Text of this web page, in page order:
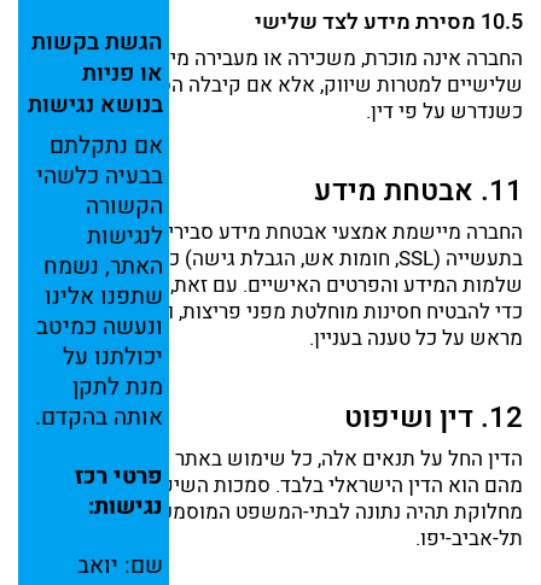
הגשתבקשות
או פניות
בנושא נגישות
אם נתקלתם
בבעיה כלשהי
הקשורה
לנגישות
האתר, נשמח
שתפנו אלינו
ונעשה כמיטב
יכולתנו על
מנת לתקן
אותה בהקדם.
פרטירכז
נגישות:
שם: יואב
10.5 מסירתמידעלצדשלישי
החברה אינה מוכרת, משכירה או מעבירה מידעאישילצדדים
שלישיים למטרות שיווק, אלא אם קיבלה הסכמהמפורשת
כשנדרש על פידין.
11. אבטחת מידע
החברה מיישמת אמצעי אבטחת מידע סביריםומקובלים
בתעשייה (SSL, חומות אש, הגבלת גישה) כדילהגן על
שלמות המידע והפרטים האישיים. עם זאת, איןבהתחייבות
כדילהבטיח חסינות מוחלטת מפני פריצות, והמשתמש מוותר
מראש על כלטענה בעניין.
12. דין ושיפוט
הדין החל על תנאים אלה, כל שימוש באתר
מהם הוא הדין הישראליבלבד. סמכות השיפוט הבלעדית
מחלוקת תהיה נתונה לבתי-המשפט המוסמכיםבמחוז
תל-אביב-יפו.